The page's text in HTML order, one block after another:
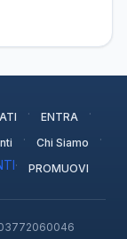
· ENTRA ·
· Chi Siamo ·
· PROMUOVI